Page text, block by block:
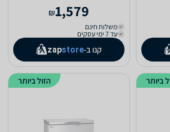
1,579
₪
משלוח חינם
עד 7 ימי עסקים
קנו ב- zapstore
ביותר הזול ביותר